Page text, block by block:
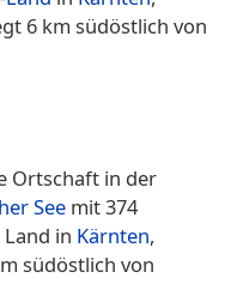
6 km südöstlich von
Ortschaft in der
See mit 374
in Kärnten,
südöstlich von